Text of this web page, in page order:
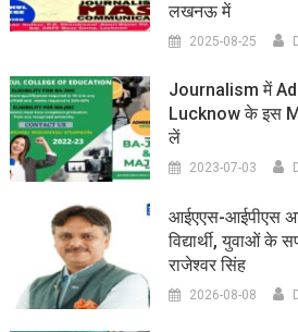
लखनऊ में
2025-08-25
Journalism में
Lucknow के इस
लें
2023-07-03
आईएएस-आईपीएस
विद्यार्थी, युवाओं के
राजेश्वर सिंह
2026-08-08